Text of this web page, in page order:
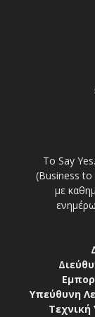
Το Say
(Business
με
Υπεύθυνη
Τεχνική